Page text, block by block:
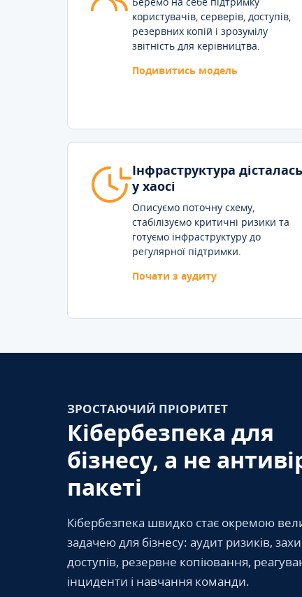
користувачів, серверів, доступів,
резервних копій і зрозумілу
звітність для керівництва.
Подивитись модель
Інфраструктура дісталась
у хаосі
Описуємо поточну схему,
стабілізуємо критичні ризики та
готуємо інфраструктуру до
регулярної підтримки.
Почати з аудиту
ЗРОСТАЮЧИЙ ПРІОРИТЕТ
Кібербезпека для
бізнесу, а не
пакеті
Кібербезпека швидко стає окремою
задачею для бізнесу: аудит ризиків,
доступів, резервне копіювання,
інциденти і навчання команди.